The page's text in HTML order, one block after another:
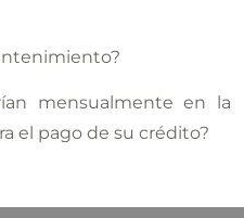
mensualmente en la
el pago de su crédito?